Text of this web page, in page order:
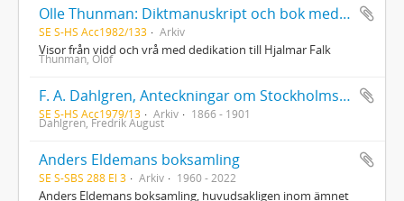
Olle Thunman: Diktmanuskript och bok med dedikation
SE S-HS Acc1982/133 Arkiv
Visor från vidd och vrå med dedikation till Hjalmar Falk
Thunman, Olof
F. A. Dahlgren, Anteckningar om Stockholms teatrar (Stockholm 1866). Interfolierat exemplar med anteckningar i 2 volymer, som har tillhört Nils Personne, Oscar Wieselgren och Stig Torsslow. Edmond Rostand, Cyrano de Bergerac (Stockholm 1901). Scenbearbetning av Nils Personne. Exemplaret har tillhört Nils Personne, Erik Strandmark och Stig Torsslow
SE S-HS Acc1979/13 Arkiv 1866 - 1901
Dahlgren, Fredrik August
Anders Eldemans boksamling
SE S-SBS 288 El 3 Arkiv 1960 - 2022
Anders Eldemans boksamling, huvudsakligen inom ämnet